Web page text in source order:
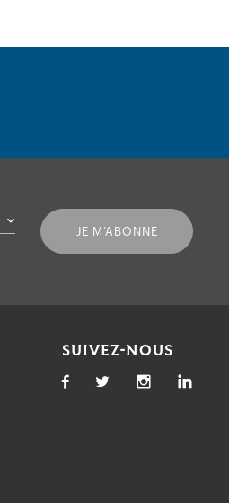
JE M’ABONNE
SUIVEZ-NOUS
Facebook
Twitter